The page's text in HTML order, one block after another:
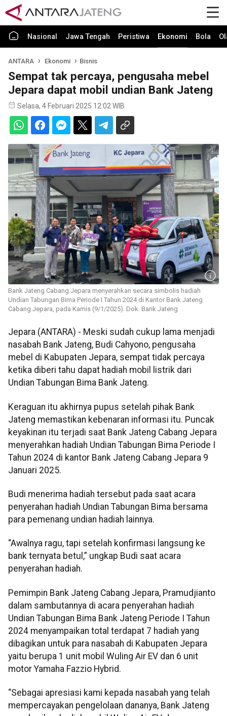
Nasional Jawa Tengah Peristiwa Ekonomi Bola
ANTARA Ekonomi Bisnis
Sempat tak percaya, pengusaha mebel
Jepara dapat mobil undian Bank Jateng
Selasa, 4 Februari 2025 12:02 WIB
Bank Jateng Cabang Jepara menyerahkan secara simbolis hadiah
Undian Tabungan Bima Periode I Tahun 2024 di Kantor Bank Jateng
Cabang Jepara, pada Kamis (9/1/2025). Dok. Bank Jateng
Jepara (ANTARA) - Meski sudah cukup lama menjadi
nasabah Bank Jateng, Budi Cahyono, pengusaha
mebel di Kabupaten Jepara, sempat tidak percaya
ketika diberi tahu dapat hadiah mobil listrik dari
Undian Tabungan Bima Bank Jateng.
Keraguan itu akhirnya pupus setelah pihak Bank
Jateng memastikan kebenaran informasi itu. Puncak
keyakinan itu terjadi saat Bank Jateng Cabang Jepara
menyerahkan hadiah Undian Tabungan Bima Periode I
Tahun 2024 di kantor Bank Jateng Cabang Jepara 9
Januari 2025.
Budi menerima hadiah tersebut pada saat acara
penyerahan hadiah Undian Tabungan Bima bersama
para pemenang undian hadiah lainnya.
“Awalnya ragu, tapi setelah konfirmasi langsung ke
bank ternyata betul,” ungkap Budi saat acara
penyerahan hadiah.
Pemimpin Bank Jateng Cabang Jepara, Pramudjianto
dalam sambutannya di acara penyerahan hadiah
Undian Tabungan Bima Bank Jateng Periode I Tahun
2024 menyampaikan total terdapat 7 hadiah yang
dibagikan untuk para nasabah di Kabupaten Jepara
yaitu berupa 1 unit mobil Wuling Air EV dan 6 unit
motor Yamaha Fazzio Hybrid.
“Sebagai apresiasi kami kepada nasabah yang telah
mempercayakan pengelolaan dananya, Bank Jateng